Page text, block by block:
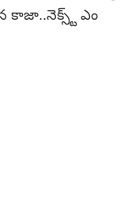
కాజా..నెక్స్ట్ ఎం